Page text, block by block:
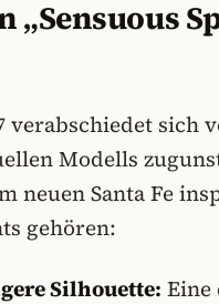
„Sensuous
verabschiedet sich
Modells
neuen Santa Fe
gehören:
Silhouette: